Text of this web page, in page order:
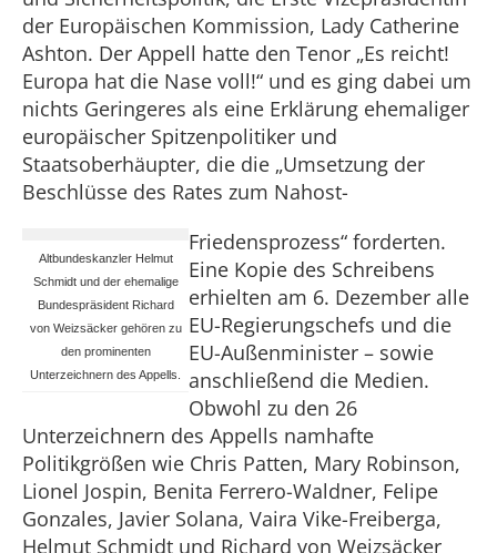
der Europäischen Kommission, Lady Catherine
Ashton. Der Appell hatte den Tenor „Es reicht!
Europa hat die Nase voll!“ und es ging dabei um
nichts Geringeres als eine Erklärung ehemaliger
europäischer Spitzenpolitiker und
Staatsoberhäupter, die die „Umsetzung der
Beschlüsse des Rates zum Nahost-
Altbundeskanzler Helmut
Schmidt und der ehemalige
Bundespräsident Richard
von Weizsäcker gehören zu
den prominenten
Unterzeichnern des Appells.
Friedensprozess“ forderten.
Eine Kopie des Schreibens
erhielten am 6. Dezember alle
EU-Regierungschefs und die
EU-Außenminister – sowie
anschließend die Medien.
Obwohl zu den 26
Unterzeichnern des Appells namhafte
Politikgrößen wie Chris Patten, Mary Robinson,
Lionel Jospin, Benita Ferrero-Waldner, Felipe
Gonzales, Javier Solana, Vaira Vike-Freiberga,
Helmut Schmidt und Richard von Weizsäcker